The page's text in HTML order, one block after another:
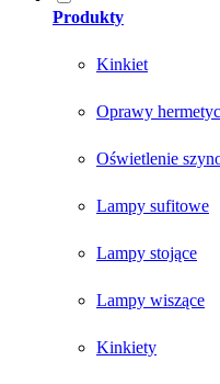
Produkty
Kinkiet
Oprawy
Oświetlenie
Lampy sufitowe
Lampy stojące
Lampy wiszące
Kinkiety